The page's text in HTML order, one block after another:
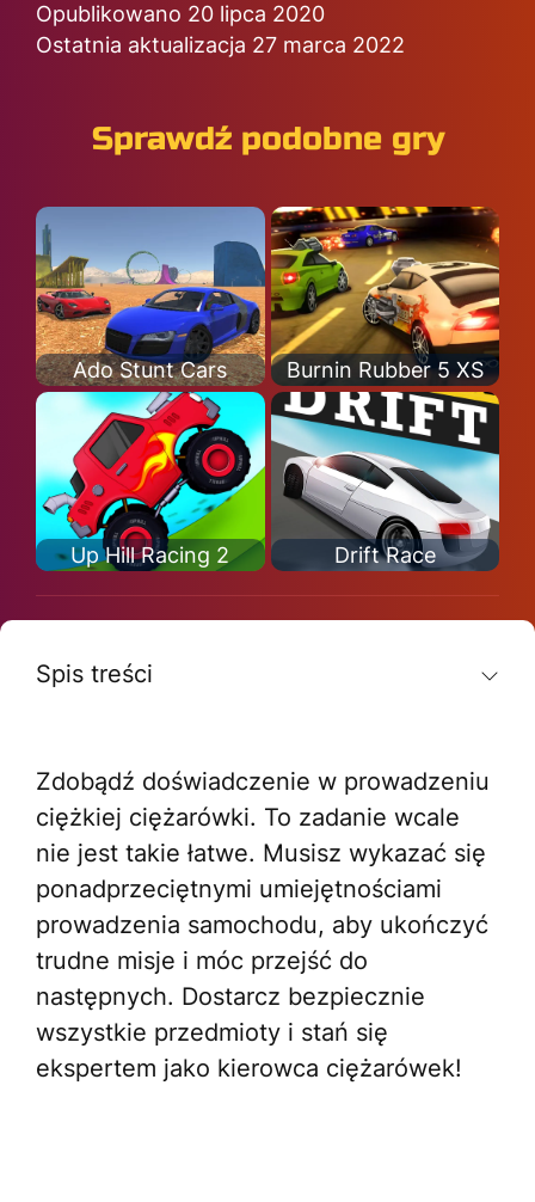
Opublikowano 20 lipca 2020
Ostatnia aktualizacja 27 marca 2022
Sprawdź podobne gry
Ado Stunt Cars Burnin Rubber 5 XS
Up Hill Racing 2 Drift Race
Spis treści
Zdobądź doświadczenie w prowadzeniu
ciężkiej ciężarówki. To zadanie wcale
nie jest takie łatwe. Musisz wykazać się
ponadprzeciętnymi umiejętnościami
prowadzenia samochodu, aby ukończyć
trudne misje i móc przejść do
następnych. Dostarcz bezpiecznie
wszystkie przedmioty i stań się
ekspertem jako kierowca ciężarówek!